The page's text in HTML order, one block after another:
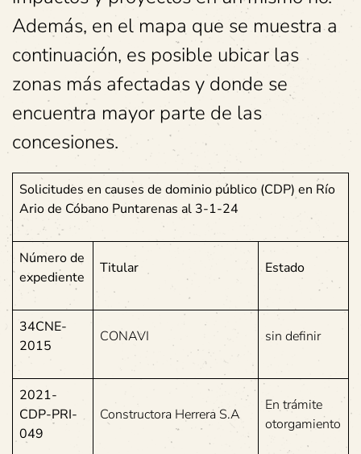
Además, en el mapa que se muestra a
continuación, es posible ubicar las
zonas más afectadas y donde se
encuentra mayor parte de las
concesiones.
Solicitudes en causes de dominio público (CDP) en Río
Ario de Cóbano Puntarenas al 3-1-24
Número de
expediente
Titular Estado
34CNE-
2015
CONAVI sin definir
2021-
CDP-PRI-
049
Constructora Herrera S.A
En trámite
otorgamiento